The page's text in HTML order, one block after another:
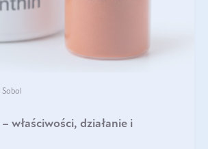
właściwości, działanie i